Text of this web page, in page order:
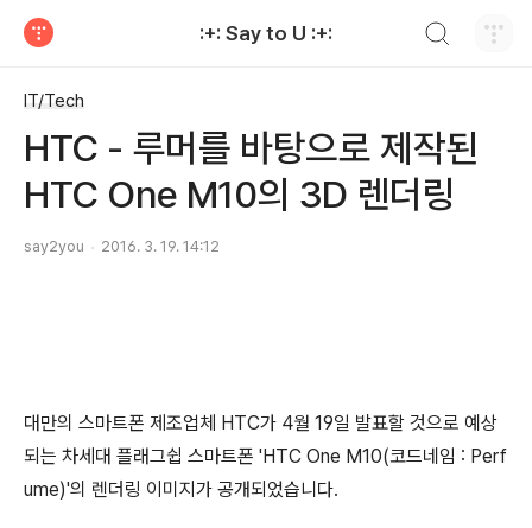
:+: Say to U :+:
IT/Tech
HTC - 루머를 바탕으로 제작된
HTC One M10의 3D 렌더링
say2you 2016. 3. 19. 14:12
대만의 스마트폰 제조업체 HTC가 4월 19일 발표할 것으로 예상
되는 차세대 플래그쉽 스마트폰 'HTC One M10(코드네임 : Perf
ume)'의 렌더링 이미지가 공개되었습니다.